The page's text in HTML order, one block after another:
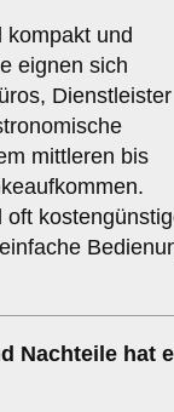
kompakt und
eignen sich
Dienstleister
mittleren bis
oft
Nachteile hat